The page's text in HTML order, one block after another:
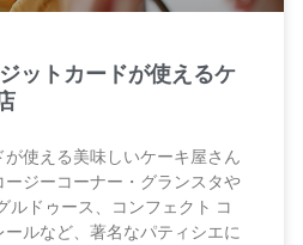
ットカードが使えるケ
使える美味しいケーキ屋さん
ジーコーナー・グランスタや
ルドゥース、コンフェクト コ
ルなど、著名なパティシエに